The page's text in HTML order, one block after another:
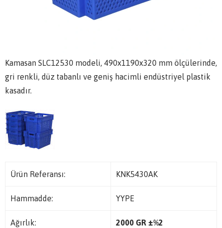
Kamasan SLC12530 modeli, 490x1190x320 mm ölçülerinde,
gri renkli, düz tabanlı ve geniş hacimli endüstriyel plastik
kasadır.
Ürün Referansı: KNK5430AK
Hammadde: YYPE
Ağırlık: 2000 GR ±%2